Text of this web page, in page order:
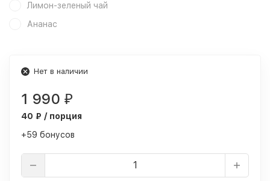
Лимон-зеленый чай
Ананас
Нет в наличии
1 990 ₽
40 ₽ / порция
+59 бонусов